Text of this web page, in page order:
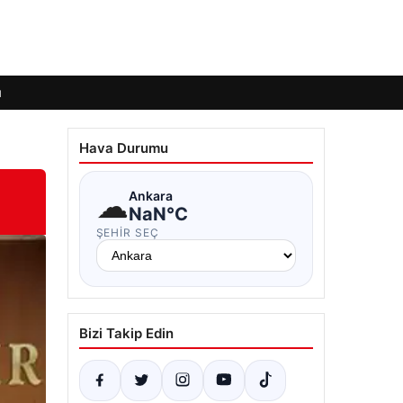
Hava Durumu
☁Ankara
NaN°C
ŞEHIR SEÇ
Bizi Takip Edin